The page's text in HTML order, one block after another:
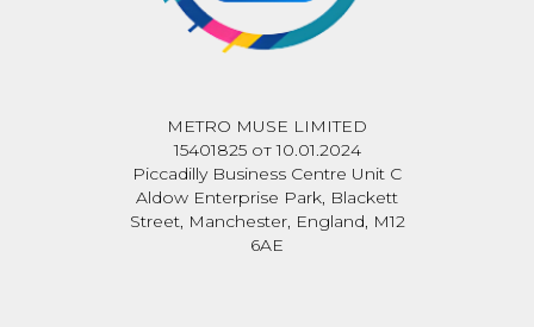
METRO MUSE LIMITED
15401825 от 10.01.2024
Piccadilly Business Centre Unit C
Aldow Enterprise Park, Blackett
Street, Manchester, England, M12
6AE